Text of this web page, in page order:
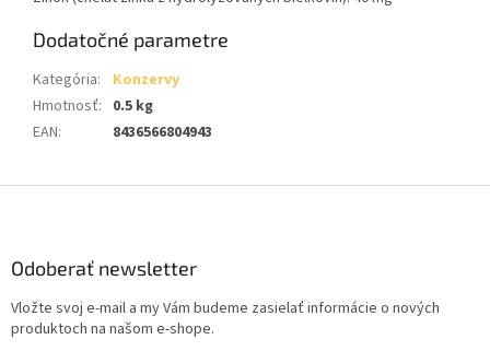
Dodatočné parametre
Kategória:
Konzervy
Hmotnosť: 0.5 kg
EAN: 8436566804943
Odoberať newsletter
Vložte svoj e-mail a my Vám budeme zasielať informácie o nových
produktoch na našom e-shope.